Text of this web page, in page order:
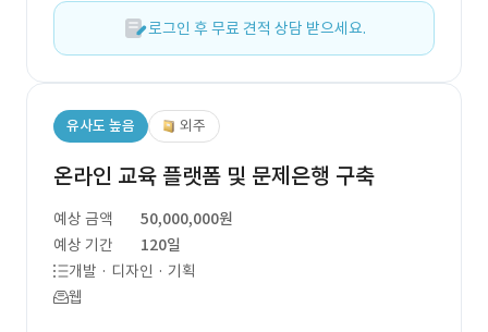
로그인 후 무료 견적 상담 받으세요.
유사도 높음 외주
온라인 교육 플랫폼 및 문제은행 구축
예상 금액
50,000,000원
예상 기간
120일
개발 · 디자인 · 기획
웹